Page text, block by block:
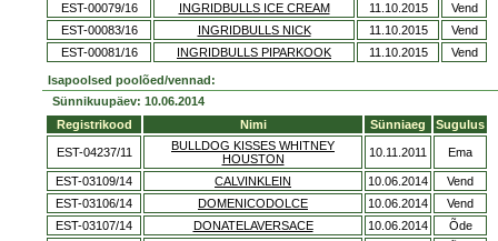
EST-00079/16
INGRIDBULLS ICE CREAM 11.10.2015
Vend
EST-00083/16
INGRIDBULLS NICK 11.10.2015
Vend
EST-00081/16
INGRIDBULLS PIPARKOOK 11.10.2015 Vend
Isapoolsed poolõed/vennad:
Sünnikuupäev: 10.06.2014
Registrikood
Nimi Sünniaeg Sugulus
EST-04237/11
BULLDOG KISSES WHITNEY
HOUSTON
10.11.2011 Ema
EST-03109/14 CALVINKLEIN 10.06.2014
Vend
EST-03106/14
DOMENICODOLCE 10.06.2014
Vend
EST-03107/14
DONATELAVERSACE 10.06.2014
Õde